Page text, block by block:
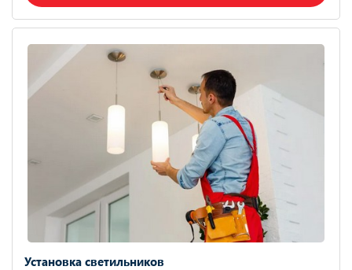
Установка светильников